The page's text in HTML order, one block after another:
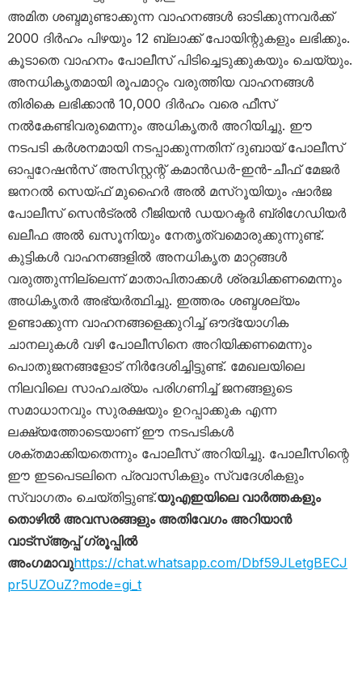
അമിത ശബ്ദമുണ്ടാക്കുന്ന വാഹനങ്ങൾ ഓടിക്കുന്നവർക്ക്
2000 ദിർഹം പിഴയും 12 ബ്ലാക്ക് പോയിന്റുകളും ലഭിക്കും.
കൂടാതെ വാഹനം പോലീസ് പിടിച്ചെടുക്കുകയും ചെയ്യും.
അനധികൃതമായി രൂപമാറ്റം വരുത്തിയ വാഹനങ്ങൾ
തിരികെ ലഭിക്കാൻ 10,000 ദിർഹം വരെ ഫീസ്
നൽകേണ്ടിവരുമെന്നും അധികൃതർ അറിയിച്ചു. ഈ
നടപടി കർശനമായി നടപ്പാക്കുന്നതിന് ദുബായ് പോലീസ്
ഓപ്പറേഷൻസ് അസിസ്റ്റന്റ് കമാൻഡർ-ഇൻ-ചീഫ് മേജർ
ജനറൽ സെയ്ഫ് മുഹൈർ അൽ മസ്‌റൂയിയും ഷാർജ
പോലീസ് സെൻട്രൽ റീജിയൻ ഡയറക്ടർ ബ്രിഗേഡിയർ
ഖലീഫ അൽ ഖസൂനിയും നേതൃത്വമൊരുക്കുന്നുണ്ട്.
കുട്ടികൾ വാഹനങ്ങളിൽ അനധികൃത മാറ്റങ്ങൾ
വരുത്തുന്നില്ലെന്ന് മാതാപിതാക്കൾ ശ്രദ്ധിക്കണമെന്നും
അധികൃതർ അഭ്യർത്ഥിച്ചു. ഇത്തരം ശബ്ദശല്യം
ഉണ്ടാക്കുന്ന വാഹനങ്ങളെക്കുറിച്ച് ഔദ്യോഗിക
ചാനലുകൾ വഴി പോലീസിനെ അറിയിക്കണമെന്നും
പൊതുജനങ്ങളോട് നിർദേശിച്ചിട്ടുണ്ട്. മേഖലയിലെ
നിലവിലെ സാഹചര്യം പരിഗണിച്ച് ജനങ്ങളുടെ
സമാധാനവും സുരക്ഷയും ഉറപ്പാക്കുക എന്ന
ലക്ഷ്യത്തോടെയാണ് ഈ നടപടികൾ
ശക്തമാക്കിയതെന്നും പോലീസ് അറിയിച്ചു. പോലീസിന്റെ
ഈ ഇടപെടലിനെ പ്രവാസികളും സ്വദേശികളും
സ്വാഗതം ചെയ്തിട്ടുണ്ട്.യുഎഇയിലെ വാർത്തകളും
തൊഴിൽ അവസരങ്ങളും അതിവേഗം അറിയാൻ
വാട്സ്ആപ്പ് ഗ്രൂപ്പിൽ
അംഗമാവുhttps://chat.whatsapp.com/Dbf59JLetgBECJ
pr5UZOuZ?mode=gi_t